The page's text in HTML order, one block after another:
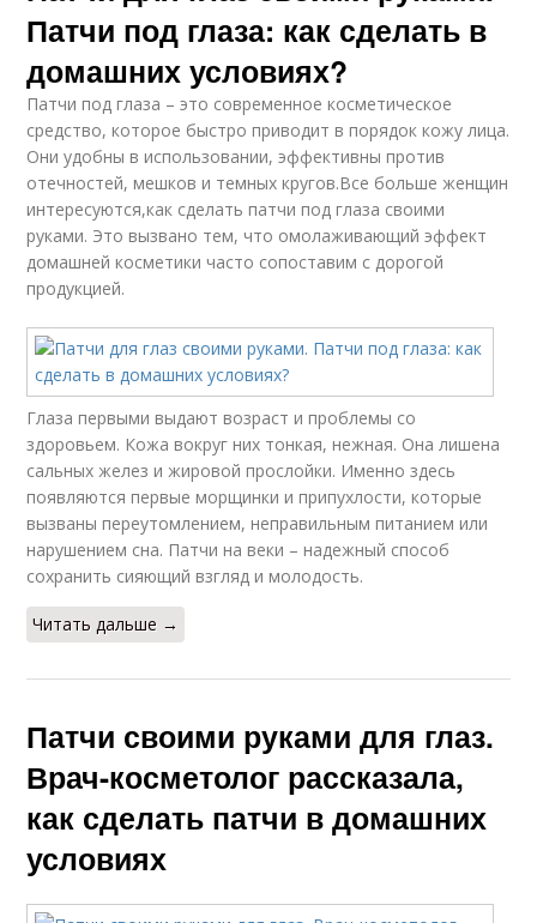
Патчи под глаза: как сделать в
домашних условиях?
Патчи под глаза – это современное косметическое
средство, которое быстро приводит в порядок кожу лица.
Они удобны в использовании, эффективны против
отечностей, мешков и темных кругов.Все больше женщин
интересуются,как сделать патчи под глаза своими
руками. Это вызвано тем, что омолаживающий эффект
домашней косметики часто сопоставим с дорогой
продукцией.
Глаза первыми выдают возраст и проблемы со
здоровьем. Кожа вокруг них тонкая, нежная. Она лишена
сальных желез и жировой прослойки. Именно здесь
появляются первые морщинки и припухлости, которые
вызваны переутомлением, неправильным питанием или
нарушением сна. Патчи на веки – надежный способ
сохранить сияющий взгляд и молодость.
Читать дальше →
Патчи своими руками для глаз.
Врач-косметолог рассказала,
как сделать патчи в домашних
условиях